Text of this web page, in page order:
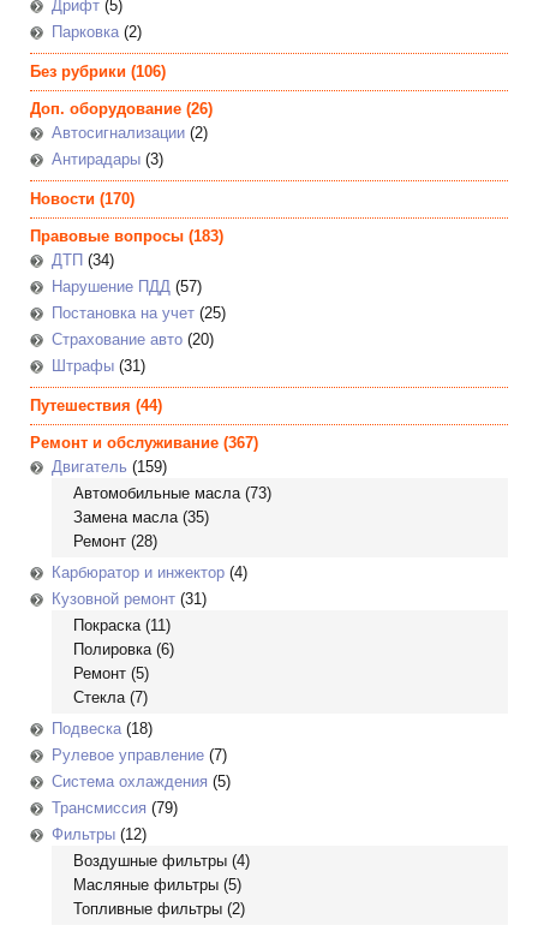
Дрифт (5)
Парковка(2)
Без рубрики (106)
Доп. оборудование (26)
Автосигнализации (2)
Антирадары (3)
Новости (170)
Правовые вопросы (183)
ДТП (34)
Нарушение ПДД (57)
Постановка на учет (25)
Страхование авто (20)
Штрафы (31)
Путешествия (44)
Ремонт и обслуживание (367)
Двигатель (159)
Автомобильные масла(73)
Замена масла(35)
Ремонт (28)
Карбюратор и инжектор (4)
Кузовной ремонт (31)
Покраска(11)
Полировка(6)
Ремонт (5)
Стекла(7)
Подвеска(18)
Рулевое управление (7)
Система охлаждения (5)
Трансмиссия (79)
Фильтры (12)
Воздушные фильтры (4)
Масляные фильтры (5)
Топливные фильтры (2)